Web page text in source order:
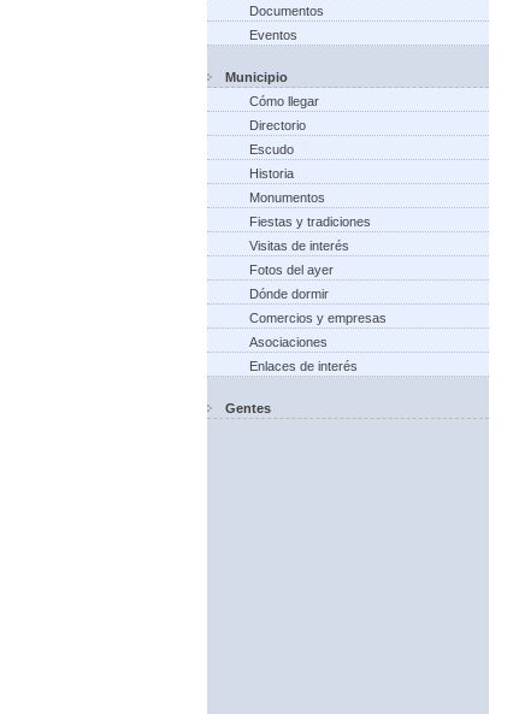
Documentos
Eventos
Municipio
Cómo llegar
Directorio
Escudo
Historia
Monumentos
Fiestas y tradiciones
Visitas de interés
Fotos del ayer
Dónde dormir
Comercios y empresas
Asociaciones
Enlaces de interés
Gentes